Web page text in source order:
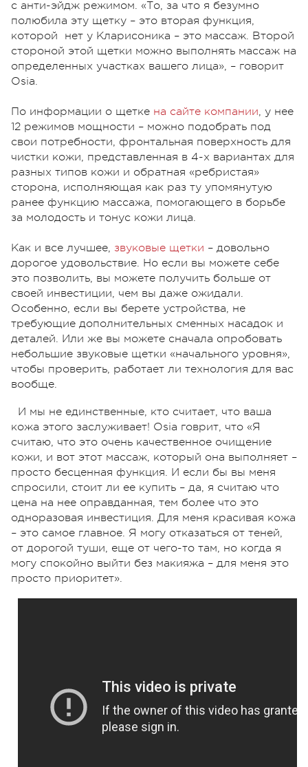
с анти-эйдж режимом. «То, за что я безумно
полюбила эту щетку – это вторая функция,
которой нет у Кларисоника – это массаж. Второй
стороной этой щетки можно выполнять массаж на
определенных участках вашего лица», – говорит
Osia.
По информации о щетке на сайте компании, у нее
12 режимов мощности – можно подобрать под
свои потребности, фронтальная поверхность для
чистки кожи, представленная в 4-х вариантах для
разных типов кожи и обратная «ребристая»
сторона, исполняющая как раз ту упомянутую
ранее функцию массажа, помогающего в борьбе
за молодость и тонус кожи лица.
Как и все лучшее, звуковые щетки – довольно
дорогое удовольствие. Но если вы можете себе
это позволить, вы можете получить больше от
своей инвестиции, чем вы даже ожидали.
Особенно, если вы берете устройства, не
требующие дополнительных сменных насадок и
деталей. Или же вы можете сначала опробовать
небольшие звуковые щетки «начального уровня»,
чтобы проверить, работает ли технология для вас
вообще.
И мы не единственные, кто считает, что ваша
кожа этого заслуживает! Osia говрит, что «Я
считаю, что это очень качественное очищение
кожи, и вот этот массаж, который она выполняет –
просто бесценная функция. И если бы вы меня
спросили, стоит ли ее купить – да, я считаю что
цена на нее оправданная, тем более что это
одноразовая инвестиция. Для меня красивая кожа
– это самое главное. Я могу отказаться от теней,
от дорогой туши, еще от чего-то там, но когда я
могу спокойно выйти без макияжа – для меня это
просто приоритет».